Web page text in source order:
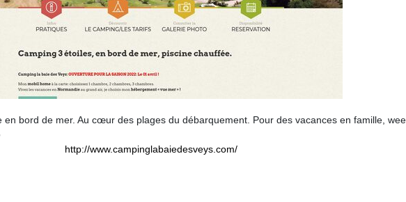
en bord de mer. Au cœur des plages du débarquement. Pour des vacances en famille,
http://www.campinglabaiedesveys.com/